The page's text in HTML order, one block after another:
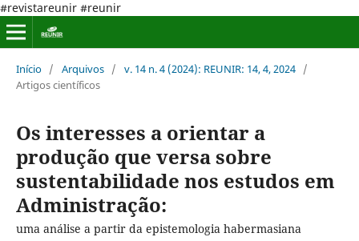
#revistareunir #reunir
Início / Arquivos / v. 14 n. 4 (2024): REUNIR: 14, 4, 2024 /
Artigos científicos
Os interesses a orientar a
produção que versa sobre
sustentabilidade nos estudos em
Administração:
uma análise a partir da epistemologia habermasiana